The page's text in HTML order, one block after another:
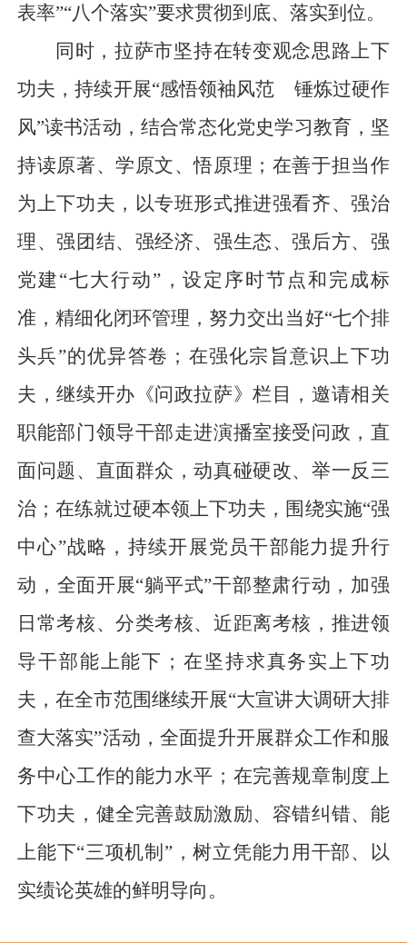
表率”“八个落实”要求贯彻到底、落实到位。
同时，拉萨市坚持在转变观念思路上下
功夫，持续开展“感悟领袖风范 锤炼过硬作
风”读书活动，结合常态化党史学习教育，坚
持读原著、学原文、悟原理；在善于担当作
为上下功夫，以专班形式推进强看齐、强治
理、强团结、强经济、强生态、强后方、强
党建“七大行动”，设定序时节点和完成标
准，精细化闭环管理，努力交出当好“七个排
头兵”的优异答卷；在强化宗旨意识上下功
夫，继续开办《问政拉萨》栏目，邀请相关
职能部门领导干部走进演播室接受问政，直
面问题、直面群众，动真碰硬改、举一反三
治；在练就过硬本领上下功夫，围绕实施“强
中心”战略，持续开展党员干部能力提升行
动，全面开展“躺平式”干部整肃行动，加强
日常考核、分类考核、近距离考核，推进领
导干部能上能下；在坚持求真务实上下功
夫，在全市范围继续开展“大宣讲大调研大排
查大落实”活动，全面提升开展群众工作和服
务中心工作的能力水平；在完善规章制度上
下功夫，健全完善鼓励激励、容错纠错、能
上能下“三项机制”，树立凭能力用干部、以
实绩论英雄的鲜明导向。